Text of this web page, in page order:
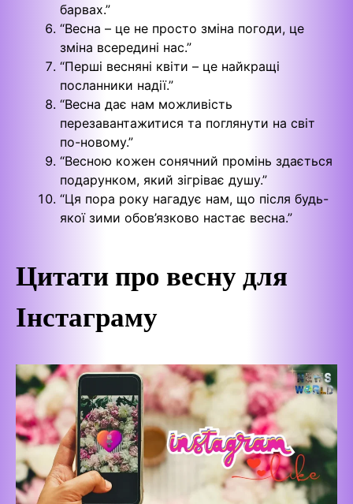
барвах.”
“Весна – це не просто зміна погоди, це
зміна всередині нас.”
“Перші весняні квіти – це найкращі
посланники надії.”
“Весна дає нам можливість
перезавантажитися та поглянути на світ
по-новому.”
“Весною кожен сонячний промінь здається
подарунком, який зігріває душу.”
“Ця пора року нагадує нам, що після будь-
якої зими обов’язково настає весна.”
Цитати про весну для
Інстаграму